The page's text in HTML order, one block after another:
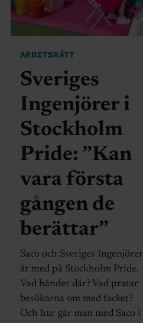
ARBETSRÄTT
Sveriges
Ingenjörer i
Stockholm
Pride: ”Kan
vara första
gången de
berättar”
Saco och Sveriges Ingenjörer
är med på Stockholm Pride.
Vad händer där? Vad pratar
besökarna om med facket?
Och hur går man med Saco i